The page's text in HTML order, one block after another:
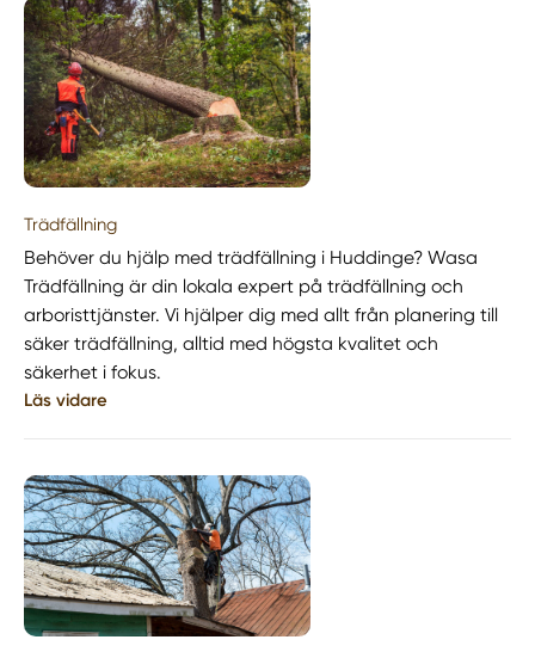
Trädfällning
Behöver du hjälp med trädfällning i Huddinge? Wasa
Trädfällning är din lokala expert på trädfällning och
arboristtjänster. Vi hjälper dig med allt från planering till
säker trädfällning, alltid med högsta kvalitet och
säkerhet i fokus.
Läs vidare